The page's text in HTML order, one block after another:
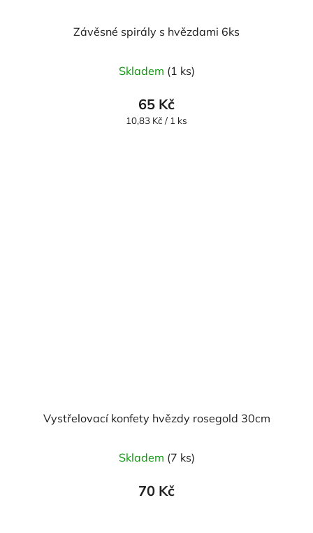
Závěsné spirály s hvězdami 6ks
Skladem (1 ks)
65 Kč
Měrná
10,83 Kč / 1 ks
Vystřelovací konfety hvězdy rosegold 30cm
Skladem (7 ks)
70 Kč